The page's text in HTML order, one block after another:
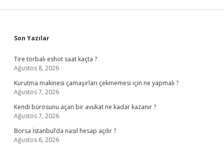
Sidebar
Son Yazılar
Tire torbalı eshot saat kaçta ?
Ağustos 8, 2026
Kurutma makinesi çamaşırları çekmemesi için ne yapmalı ?
Ağustos 7, 2026
Kendi bürosunu açan bir avukat ne kadar kazanır ?
Ağustos 7, 2026
Borsa İstanbul’da nasıl hesap açılır ?
Ağustos 6, 2026